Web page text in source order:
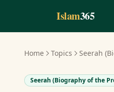
Islam365
Home Topics
Seerah (Biography of the